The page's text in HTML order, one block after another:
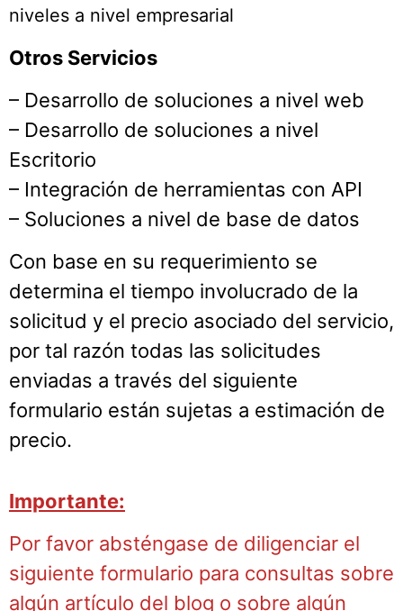
niveles a nivel empresarial
Otros Servicios
– Desarrollo de soluciones a nivel web
– Desarrollo de soluciones a nivel
Escritorio
– Integración de herramientas con API
– Soluciones a nivel de base de datos
Con base en su requerimiento se
determina el tiempo involucrado de la
solicitud y el precio asociado del servicio,
por tal razón todas las solicitudes
enviadas a través del siguiente
formulario están sujetas a estimación de
precio.
Importante:
Por favor absténgase de diligenciar el
siguiente formulario para consultas sobre
algún artículo del blog o sobre algún